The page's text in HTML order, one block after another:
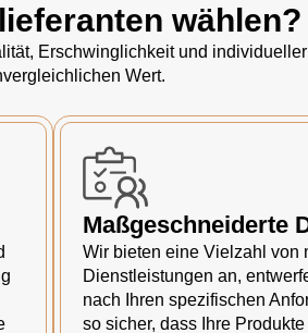
wählen?
Erschwinglichkeit und
Wert.
Maßgeschneiderte
Wir bieten eine Vielzahl von
Dienstleistungen an,
nach Ihren spezifischen
so sicher, dass Ihre